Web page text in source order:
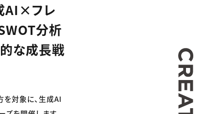
AI×フレ
分析
な成長戦
を対象に、生成AI